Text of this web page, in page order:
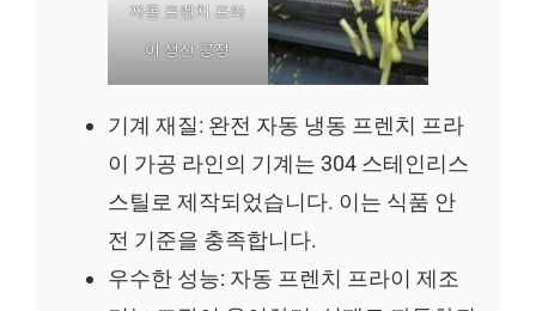
자동 프렌치 프라
이 생산 공정
기계 재질: 완전 자동 냉동 프렌치 프라
이 가공 라인의 기계는 304 스테인리스
스틸로 제작되었습니다. 이는 식품 안
전 기준을 충족합니다.
우수한 성능: 자동 프렌치 프라이 제조